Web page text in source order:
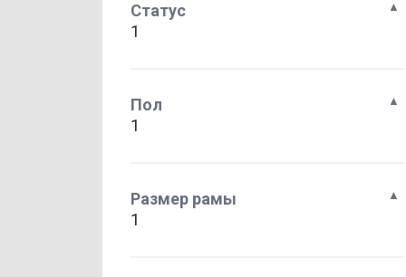
Статус
1
Пол
1
Размер рамы
1